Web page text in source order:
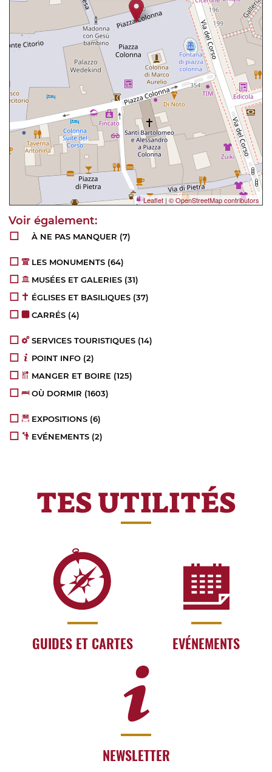
Leaflet | © OpenStreetMap contributors
À NE PAS MANQUER (7)
LES MONUMENTS (64)
MUSÉES ET GALERIES (31)
ÉGLISES ET BASILIQUES (37)
CARRÉS (4)
SERVICES TOURISTIQUES (14)
POINT INFO (2)
MANGER ET BOIRE (125)
OÙ DORMIR (1603)
EXPOSITIONS (6)
EVÉNEMENTS (2)
TES UTILITÉS
GUIDES ET CARTES EVÉNEMENTS
NEWSLETTER